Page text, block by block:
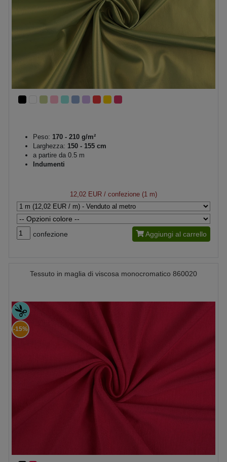
Peso: 170 - 210 g/m²
Larghezza: 150 - 155 cm
a partire da 0.5 m
Indumenti
12,02 EUR / confezione (1 m)
confezione Aggiungi al carrello
Tessuto in maglia di viscosa monocromatico 860020
-15%